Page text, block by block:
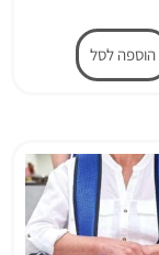
הוספה לסל